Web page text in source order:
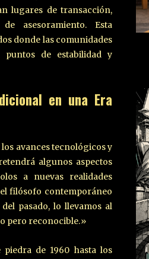
lugares de transacción,
asesoramiento. Esta
donde las comunidades
de estabilidad y
en una Era
avances tecnológicos y
algunos aspectos
a nuevas realidades
filósofo contemporáneo
pasado, lo llevamos al
pero reconocible.»
de 1960 hasta los